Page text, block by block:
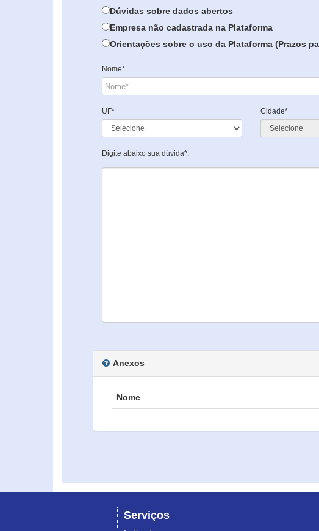
Dúvidas sobre dados abertos
Empresa não cadastrada na Plataforma
Orientações sobre o uso da Plataforma (Prazos
Nome*
UF* Cidade*
Digite abaixo sua dúvida*:
Anexos
Nome
Serviços